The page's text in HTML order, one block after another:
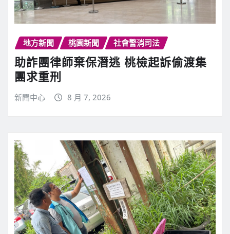
地方新聞 桃園新聞 社會警消司法
助詐團律師棄保潛逃 桃檢起訴偷渡集
團求重刑
新聞中心 8 月 7, 2026